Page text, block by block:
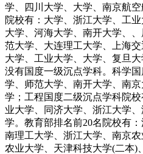
学、四川大学、大学、南京航
院校有：大学、浙江大学、工
大学、河海大学、南开大学、
范大学、大连理工大学、上海
大学、工业大学、大学、复旦
没有国度一级沉点学科。科学
学、师范大学、南开大学、南
学；工程国度二级沉点学科院
业大学、同济大学、浙江大学
学。教育部排名前20名院校有
南理工大学、浙江大学、南京
农业大学、天津科技大学(二本)